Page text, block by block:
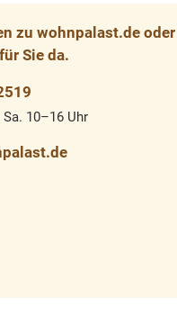
zu wohnpalast.de
Sie da.
Sa. 10–16 Uhr